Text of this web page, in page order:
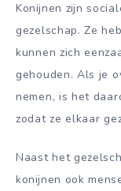
Konijnen zijn
gezelschap. Ze
kunnen zich
gehouden. Als je
nemen, is het
zodat ze elkaar
Naast het
konijnen ook